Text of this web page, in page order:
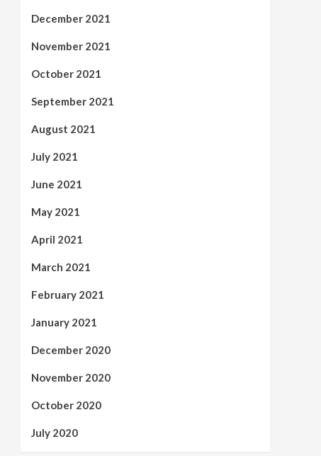
December 2021
November 2021
October 2021
September 2021
August 2021
July 2021
June 2021
May 2021
April 2021
March 2021
February 2021
January 2021
December 2020
November 2020
October 2020
July 2020